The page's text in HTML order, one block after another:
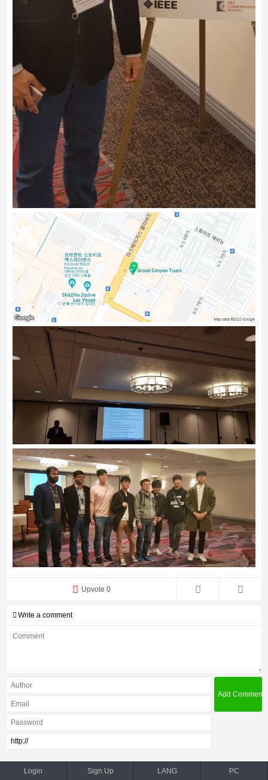
Upvote 0
Write a comment
Login Sign Up LANG PC